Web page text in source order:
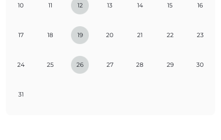
10 11 12 13 14 15 16
17 18 19 20 21 22 23
24 25 26 27 28 29 30
31